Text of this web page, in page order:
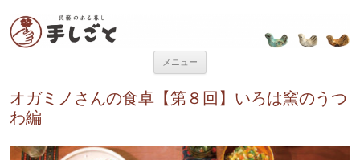
“民芸のある暮し” 手しごと
「手しごと」は陶磁器、木工品、編組品、ガラスなど、日本各地の手仕事
品を取り扱う、”民藝のある暮し”を提案するお店です。
メニュー
オガミノさんの食卓【第８回】いろは窯のうつ
わ編